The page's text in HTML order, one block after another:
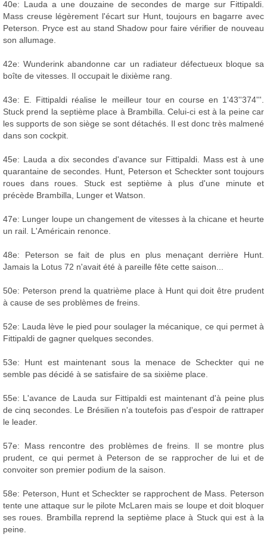
40e: Lauda a une douzaine de secondes de marge sur Fittipaldi.
Mass creuse légèrement l'écart sur Hunt, toujours en bagarre avec
Peterson. Pryce est au stand Shadow pour faire vérifier de nouveau
son allumage.
42e: Wunderink abandonne car un radiateur défectueux bloque sa
boîte de vitesses. Il occupait le dixième rang.
43e: E. Fittipaldi réalise le meilleur tour en course en 1'43''374'''.
Stuck prend la septième place à Brambilla. Celui-ci est à la peine car
les supports de son siège se sont détachés. Il est donc très malmené
dans son cockpit.
45e: Lauda a dix secondes d'avance sur Fittipaldi. Mass est à une
quarantaine de secondes. Hunt, Peterson et Scheckter sont toujours
roues dans roues. Stuck est septième à plus d'une minute et
précède Brambilla, Lunger et Watson.
47e: Lunger loupe un changement de vitesses à la chicane et heurte
un rail. L'Américain renonce.
48e: Peterson se fait de plus en plus menaçant derrière Hunt.
Jamais la Lotus 72 n'avait été à pareille fête cette saison...
50e: Peterson prend la quatrième place à Hunt qui doit être prudent
à cause de ses problèmes de freins.
52e: Lauda lève le pied pour soulager la mécanique, ce qui permet à
Fittipaldi de gagner quelques secondes.
53e: Hunt est maintenant sous la menace de Scheckter qui ne
semble pas décidé à se satisfaire de sa sixième place.
55e: L'avance de Lauda sur Fittipaldi est maintenant d'à peine plus
de cinq secondes. Le Brésilien n'a toutefois pas d'espoir de rattraper
le leader.
57e: Mass rencontre des problèmes de freins. Il se montre plus
prudent, ce qui permet à Peterson de se rapprocher de lui et de
convoiter son premier podium de la saison.
58e: Peterson, Hunt et Scheckter se rapprochent de Mass. Peterson
tente une attaque sur le pilote McLaren mais se loupe et doit bloquer
ses roues. Brambilla reprend la septième place à Stuck qui est à la
peine.